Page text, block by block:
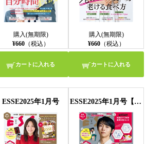
購入(無期限)
¥660（税込）
カートに入れる
購入(無期限)
¥660（税込）
カートに入れる
ESSE2025年1月号 ESSE2025年1月号【特装版】